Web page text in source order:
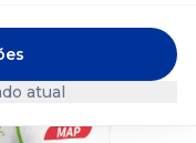
atual